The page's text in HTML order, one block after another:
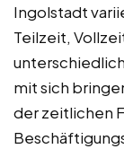
Ingolstadt
Teilzeit,
mit sich
der zeitlichen